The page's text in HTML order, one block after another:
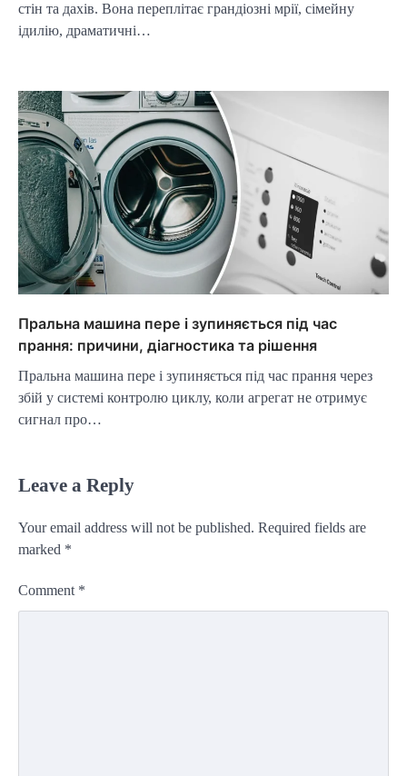
стін та дахів. Вона переплітає грандіозні мрії, сімейну
ідилію, драматичні…
Пральна машина пере і зупиняється під час
прання: причини, діагностика та рішення
Пральна машина пере і зупиняється під час прання через
збій у системі контролю циклу, коли агрегат не отримує
сигнал про…
Leave a Reply
Your email address will not be published. Required fields are
marked *
Comment *